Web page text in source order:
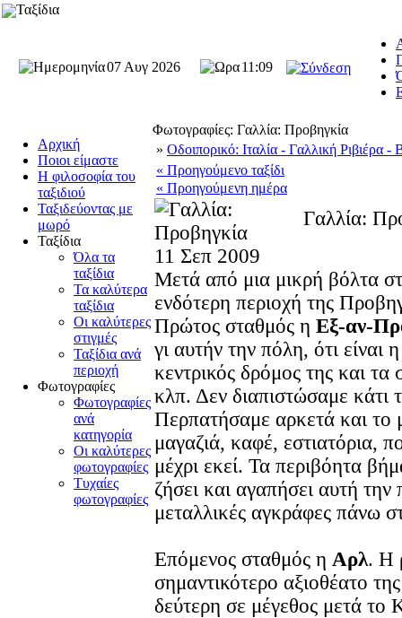
Ταξίδια
07 Αυγ 2026 11:09
Αρχική
Ποιοι είμαστε
Η φιλοσοφία του
ταξιδιού
Ταξιδεύοντας με
μωρό
Ταξίδια
Όλα τα
ταξίδια
Τα καλύτερα
ταξίδια
Οι καλύτερες
στιγμές
Ταξίδια ανά
περιοχή
Φωτογραφίες
Φωτογραφίες
ανά
κατηγορία
Οι καλύτερες
φωτογραφίες
Τυχαίες
φωτογραφίες
Φωτογραφίες: Γαλλία: Προβηγκία
» Οδοιπορικό: Ιταλία - Γαλλική Ριβιέρα
« Προηγούμενο ταξίδι
« Προηγούμενη ημέρα
Γαλλία:
11 Σεπ 2009
Μετά από μια μικρή βόλτα
ενδότερη περιοχή της
Πρώτος σταθμός η Εξ-αν-
γι αυτήν την πόλη, ότι είναι
κεντρικός δρόμος της και τα
κλπ. Δεν διαπιστώσαμε
Περπατήσαμε αρκετά και
μαγαζιά, καφέ, εστιατόρια,
μέχρι εκεί. Τα περιβόητα
ζήσει και αγαπήσει αυτή
μεταλλικές αγκράφες πάνω
Επόμενος σταθμός η Αρλ. Η
σημαντικότερο αξιοθέατο
δεύτερη σε μέγεθος μετά